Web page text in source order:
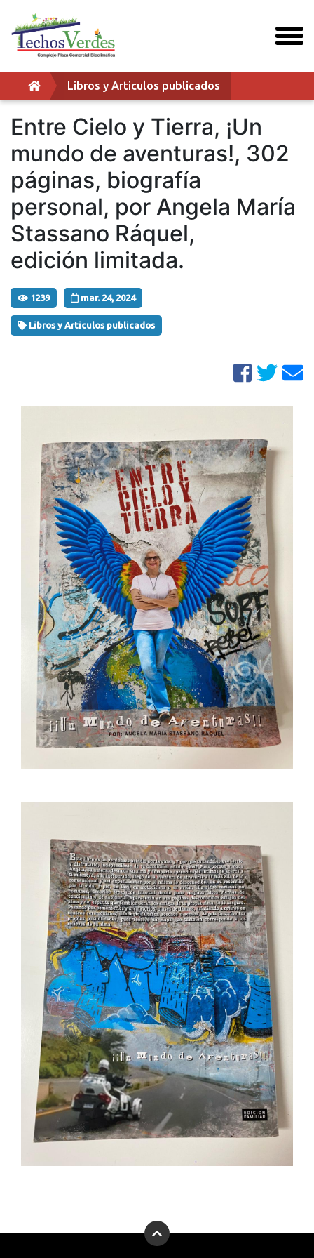
Libros y Articulos publicados
Entre Cielo y Tierra, ¡Un
mundo de aventuras!, 302
páginas, biografía
personal, por Angela María
Stassano Ráquel,
edición limitada.
1239 mar. 24, 2024
Libros y Articulos publicados